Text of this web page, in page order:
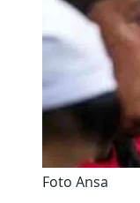
Foto Ansa